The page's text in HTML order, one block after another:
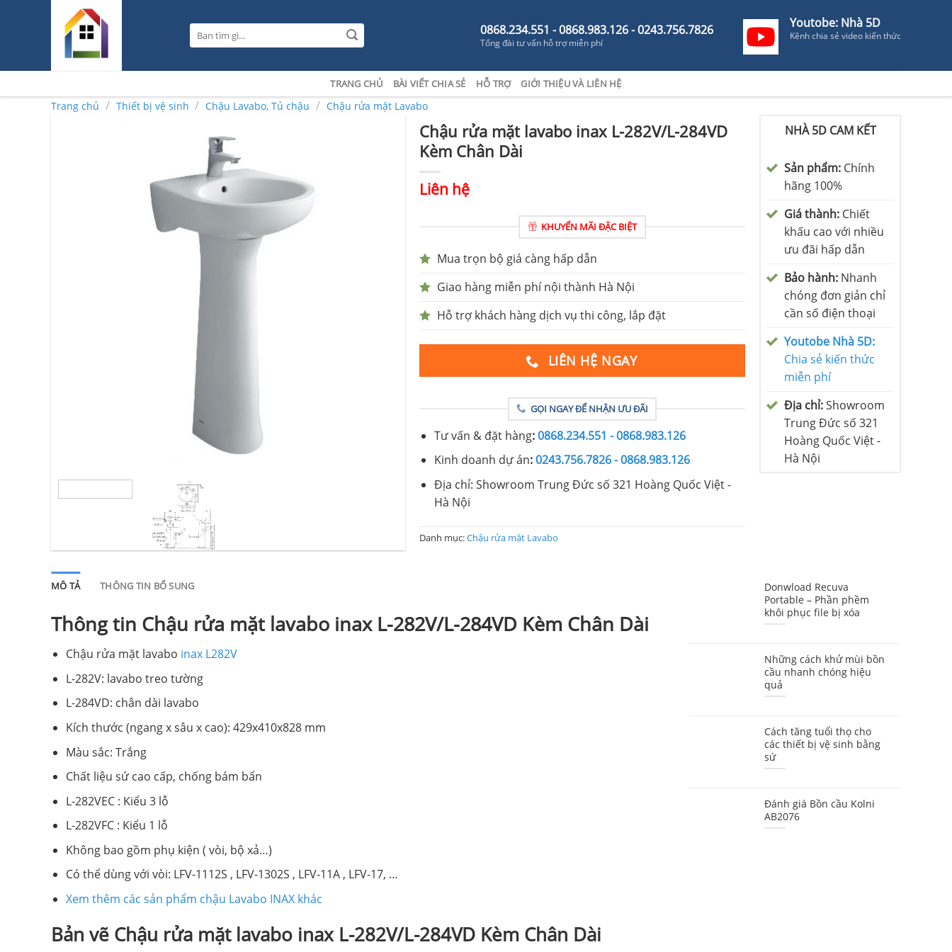
Tìm
kiếm:
0868.234.551 - 0868.983.126 - 0243.756.7826
Tổng đài tư vấn hỗ trợ miễn phí
Youtobe: Nhà 5D
Kênh chia sẻ video kiến thức
TRANG CHỦ BÀI VIẾT CHIA SẺ HỖ TRỢ GIỚI THIỆU VÀ LIÊN HỆ
Trang chủ / Thiết bị vệ sinh / Chậu Lavabo, Tủ chậu / Chậu rửa mặt Lavabo
Chậu rửa mặt lavabo inax L-282V/L-284VD
Kèm Chân Dài
Liên hệ
KHUYẾN MÃI ĐẶC BIỆT
Mua trọn bộ giá càng hấp dẫn
Giao hàng miễn phí nội thành Hà Nội
Hỗ trợ khách hàng dịch vụ thi công, lắp đặt
LIÊN HỆ NGAY
GỌI NGAY ĐỂ NHẬN ƯU ĐÃI
Tư vấn & đặt hàng:0868.234.551 - 0868.983.126
Kinh doanh dự án:0243.756.7826 - 0868.983.126
Địa chỉ: Showroom Trung Đức số 321 Hoàng Quốc Việt -
Hà Nội
Danh mục:Chậu rửa mặt Lavabo
NHÀ 5D CAM KẾT
Sản phẩm: Chính
hãng 100%
Giá thành: Chiết
khấu cao với nhiều
ưu đãi hấp dẫn
Bảo hành: Nhanh
chóng đơn giản chỉ
cần số điện thoại
Youtobe Nhà 5D:
Chia sẻ kiến thức
miễn phí
Địa chỉ:Showroom
Trung Đức số 321
Hoàng Quốc Việt -
Hà Nội
MÔ TẢ THÔNG TIN BỔ SUNG
Thông tin Chậu rửa mặt lavabo inax L-282V/L-284VD Kèm Chân Dài
Chậu rửa mặt lavabo inax L282V
L-282V: lavabo treo tường
L-284VD: chân dài lavabo
Kích thước (ngang x sâu x cao): 429x410x828 mm
Màu sắc: Trắng​
Chất liệu sứ cao cấp, chống bám bẩn
L-282VEC : Kiểu 3 lỗ
L-282VFC : Kiểu 1 lỗ
Không bao gồm phụ kiện ( vòi, bộ xả…)
Có thể dùng với vòi: LFV-1112S , LFV-1302S , LFV-11A , LFV-17, …
Xem thêm các sản phẩm chậu Lavabo INAX khác
Bản vẽ Chậu rửa mặt lavabo inax L-282V/L-284VD Kèm Chân Dài
Donwload Recuva
Portable – Phần phềm
khôi phục file bị xóa
Những cách khử mùi bồn
cầu nhanh chóng hiệu
quả
Cách tăng tuổi thọ cho
các thiết bị vệ sinh bằng
sứ
Đánh giá Bồn cầu Kolni
AB2076